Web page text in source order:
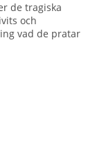
de tragiska
och
vad de pratar